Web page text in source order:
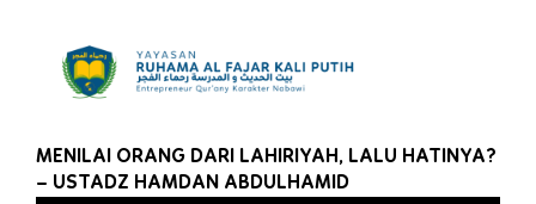
MENILAI ORANG DARI LAHIRIYAH, LALU HATINYA?
– USTADZ HAMDAN ABDULHAMID